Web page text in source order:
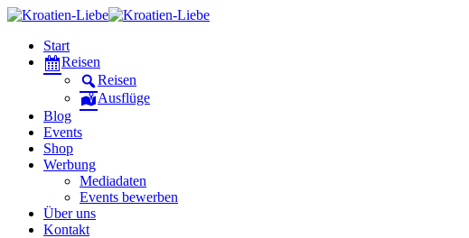
Start
Reisen
Reisen
Ausflüge
Blog
Events
Shop
Werbung
Mediadaten
Events bewerben
Über uns
Kontakt